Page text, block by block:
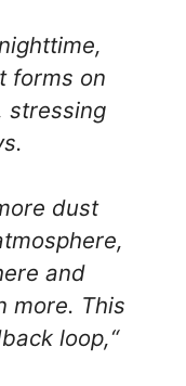
forms on
stressing
dust
and
more. This
loop,“